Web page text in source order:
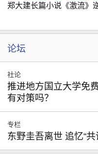
郑大建长篇小说《激流》
论坛
社论
推进地方国立大学免
有对策吗？
专栏
东野圭吾离世 追忆“